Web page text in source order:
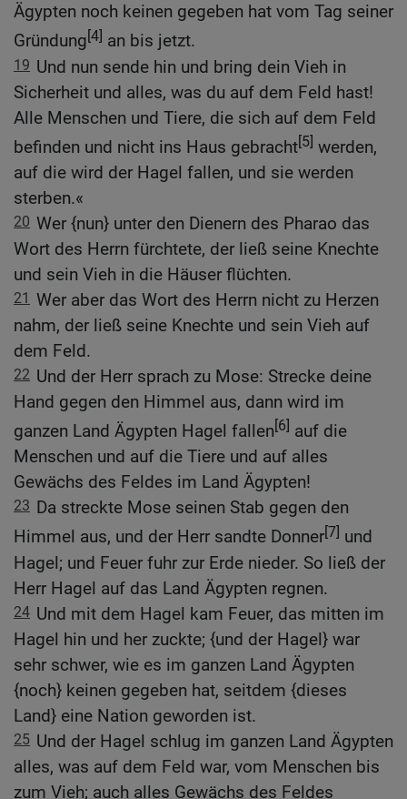
Ägypten noch keinen gegeben hat vom Tag seiner
Gründung[4] an bis jetzt.
19 Und nun sende hin und bring dein Vieh in
Sicherheit und alles, was du auf dem Feld hast!
Alle Menschen und Tiere, die sich auf dem Feld
befinden und nicht ins Haus gebracht[5] werden,
auf die wird der Hagel fallen, und sie werden
sterben.«
20 Wer {nun} unter den Dienern des Pharao das
Wort des Herrn fürchtete, der ließ seine Knechte
und sein Vieh in die Häuser flüchten.
21 Wer aber das Wort des Herrn nicht zu Herzen
nahm, der ließ seine Knechte und sein Vieh auf
dem Feld.
22 Und der Herr sprach zu Mose: Strecke deine
Hand gegen den Himmel aus, dann wird im
ganzen Land Ägypten Hagel fallen[6] auf die
Menschen und auf die Tiere und auf alles
Gewächs des Feldes im Land Ägypten!
23 Da streckte Mose seinen Stab gegen den
Himmel aus, und der Herr sandte Donner[7] und
Hagel; und Feuer fuhr zur Erde nieder. So ließ der
Herr Hagel auf das Land Ägypten regnen.
24 Und mit dem Hagel kam Feuer, das mitten im
Hagel hin und her zuckte; {und der Hagel} war
sehr schwer, wie es im ganzen Land Ägypten
{noch} keinen gegeben hat, seitdem {dieses
Land} eine Nation geworden ist.
25 Und der Hagel schlug im ganzen Land Ägypten
alles, was auf dem Feld war, vom Menschen bis
zum Vieh; auch alles Gewächs des Feldes